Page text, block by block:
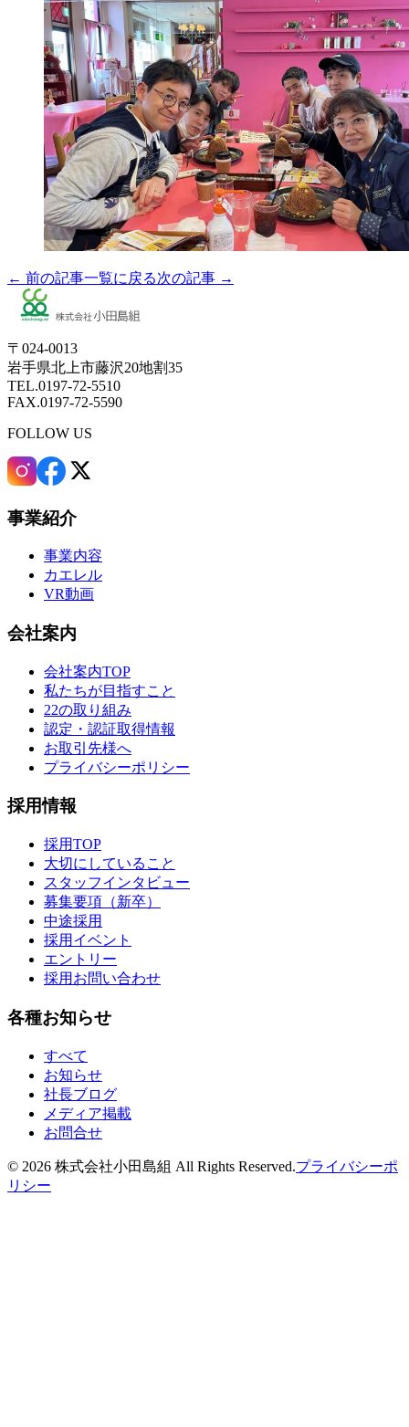
← 前の記事一覧に戻る次の記事 →
〒024-0013
岩手県北上市藤沢20地割35
TEL.0197-72-5510
FAX.0197-72-5590
FOLLOW US
事業紹介
事業内容
カエレル
VR動画
会社案内
会社案内TOP
私たちが目指すこと
22の取り組み
認定・認証取得情報
お取引先様へ
プライバシーポリシー
採用情報
採用TOP
大切にしていること
スタッフインタビュー
募集要項（新卒）
中途採用
採用イベント
エントリー
採用お問い合わせ
各種お知らせ
すべて
お知らせ
社長ブログ
メディア掲載
お問合せ
© 2026 株式会社小田島組 All Rights Reserved.プライバシーポ
リシー